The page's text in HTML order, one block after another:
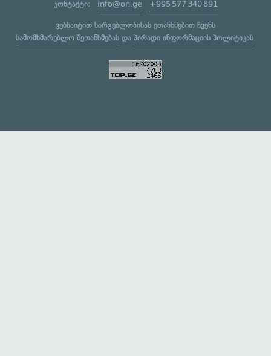
კონტაქტი: info@on.ge +995 577 340 891
ვებსაიტით სარგებლობისას ეთანხმებით ჩვენს
სამომხმარებლო შეთანხმებასდა პირადი ინფორმაციის პოლიტიკას.